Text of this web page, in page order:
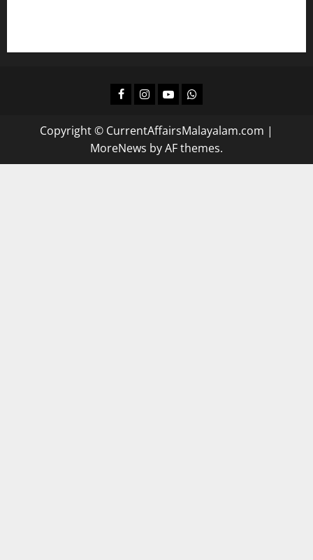
Facebook
Instagram
YoutubeWhatsapp
Copyright © CurrentAffairsMalayalam.com |
MoreNews by AF themes.